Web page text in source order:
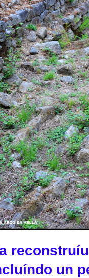
un